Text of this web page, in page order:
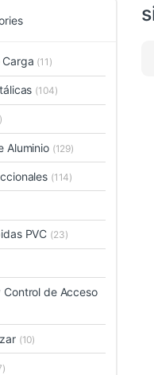
Carga (11)
(104)
Aluminio (129)
(114)
PVC (23)
Control de Acceso
(10)